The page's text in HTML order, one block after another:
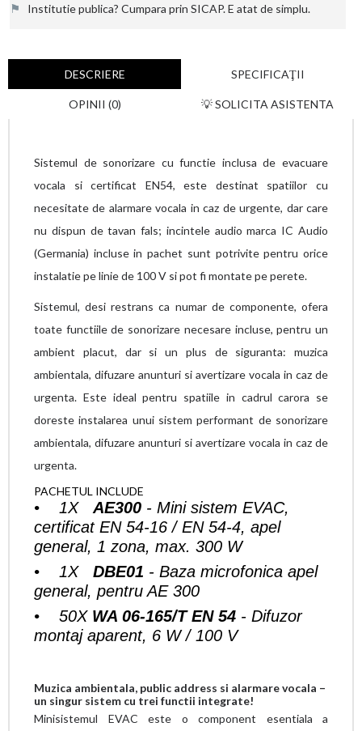
⚑ Institutie publica? Cumpara prin SICAP. E atat de simplu.
DESCRIERE SPECIFICAŢII
OPINII (0) 💡 SOLICITA ASISTENTA
Sistemul de sonorizare cu functie inclusa de evacuare
vocala si certificat EN54, este destinat spatiilor cu
necesitate de alarmare vocala in caz de urgente, dar care
nu dispun de tavan fals; incintele audio marca IC Audio
(Germania) incluse in pachet sunt potrivite pentru orice
instalatie pe linie de 100 V si pot fi montate pe perete.
Sistemul, desi restrans ca numar de componente, ofera
toate functiile de sonorizare necesare incluse, pentru un
ambient placut, dar si un plus de siguranta: muzica
ambientala, difuzare anunturi si avertizare vocala in caz de
urgenta. Este ideal pentru spatiile in cadrul carora se
doreste instalarea unui sistem performant de sonorizare
ambientala, difuzare anunturi si avertizare vocala in caz de
urgenta.
PACHETUL INCLUDE
• 1X AE300 - Mini sistem EVAC,
certificat EN 54-16 / EN 54-4, apel
general, 1 zona, max. 300 W
• 1X DBE01 - Baza microfonica apel
general, pentru AE 300
• 50X WA 06-165/T EN 54 - Difuzor
montaj aparent, 6 W / 100 V
Muzica ambientala, public address si alarmare vocala –
un singur sistem cu trei functii integrate!
Minisistemul EVAC este o component esentiala a